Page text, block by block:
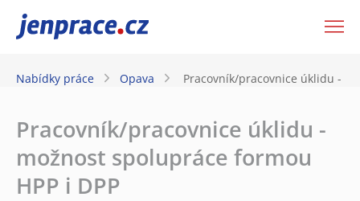
JenPráce.cz
Nabídky práce Opava Pracovník/pracovnice úklidu -
Pracovník/pracovnice úklidu -
možnost spolupráce formou
HPP i DPP